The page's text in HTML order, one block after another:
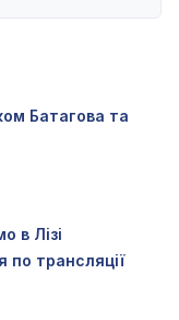
Батагова та
в Лізі
по трансляції